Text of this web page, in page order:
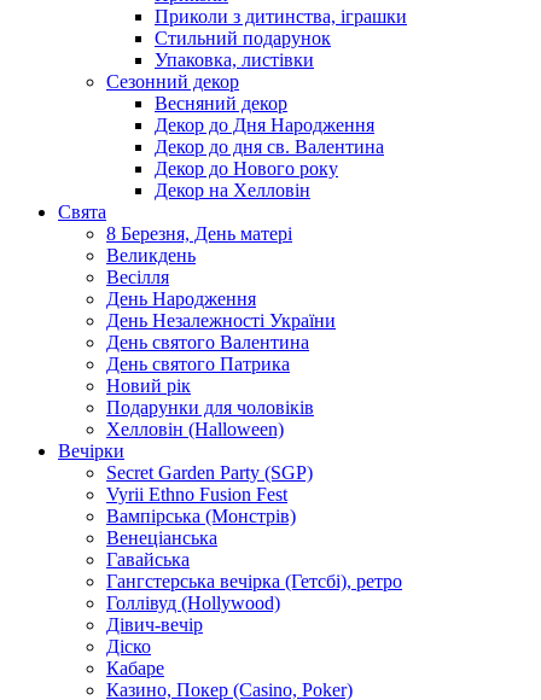
Приколи з дитинства, іграшки
Стильний подарунок
Упаковка, листівки
Сезонний декор
Весняний декор
Декор до Дня Народження
Декор до дня св. Валентина
Декор до Нового року
Декор на Хелловін
Свята
8 Березня, День матері
Великдень
Весілля
День Народження
День Незалежності України
День святого Валентина
День святого Патрика
Новий рік
Подарунки для чоловіків
Хелловін (Halloween)
Вечірки
Secret Garden Party (SGP)
Vyrii Ethno Fusion Fest
Вампірська (Монстрів)
Венеціанська
Гавайська
Гангстерська вечірка (Гетсбі), ретро
Голлівуд (Hollywood)
Дівич-вечір
Діско
Кабаре
Казино, Покер (Casino, Poker)